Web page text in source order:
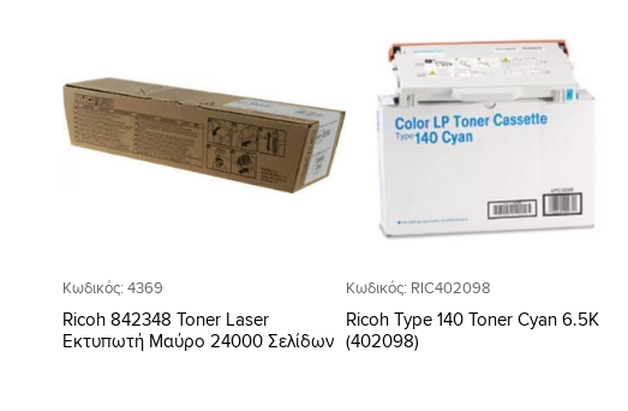
Κωδικός: 4369
Ricoh 842348 Toner Laser
Εκτυπωτή Μαύρο 24000 Σελίδων
Επιθυμιών
Κωδικός: RIC402098
Ricoh Type 140 Toner Cyan 6.5K
(402098)